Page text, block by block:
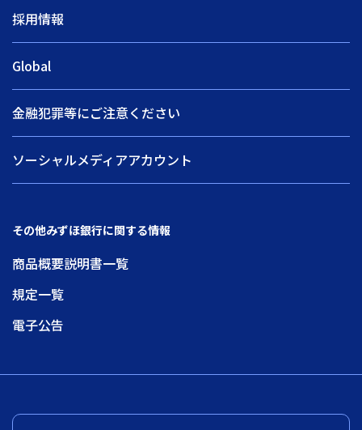
採用情報
Global
金融犯罪等にご注意ください
ソーシャルメディアアカウント
その他みずほ銀行に関する情報
商品概要説明書一覧
規定一覧
電子公告